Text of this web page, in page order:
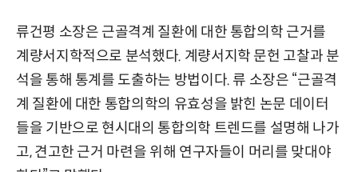
류건평 소장은 근골격계 질환에 대한 통합의학 근거를
계량서지학적으로 분석했다. 계량서지학 문헌 고찰과 분
석을 통해 통계를 도출하는 방법이다. 류 소장은 “근골격
계 질환에 대한 통합의학의 유효성을 밝힌 논문 데이터
들을 기반으로 현시대의 통합의학 트렌드를 설명해 나가
고, 견고한 근거 마련을 위해 연구자들이 머리를 맞대야